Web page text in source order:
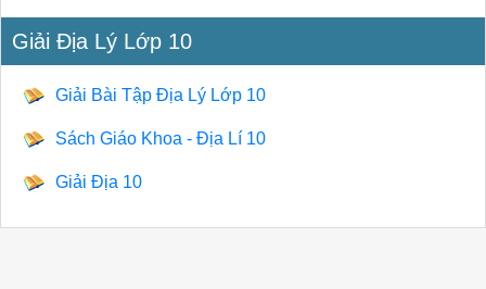
Giải Địa Lý Lớp 10
Giải Bài Tập Địa Lý Lớp 10
Sách Giáo Khoa - Địa Lí 10
Giải Địa 10